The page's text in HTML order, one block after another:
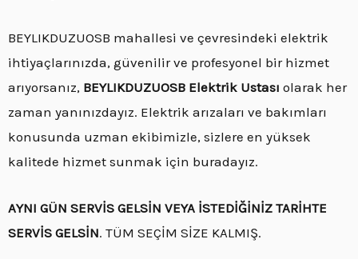
BEYLIKDUZUOSB mahallesi ve çevresindeki elektrik
ihtiyaçlarınızda, güvenilir ve profesyonel bir hizmet
arıyorsanız, BEYLIKDUZUOSB Elektrik Ustası olarak her
zaman yanınızdayız. Elektrik arızaları ve bakımları
konusunda uzman ekibimizle, sizlere en yüksek
kalitede hizmet sunmak için buradayız.
AYNI GÜN SERVİS GELSİN VEYA İSTEDİĞİNİZ TARİHTE
SERVİS GELSİN. TÜM SEÇİM SİZE KALMIŞ.